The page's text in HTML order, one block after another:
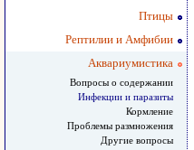
Птицы
Рептилии и Амфибии
Аквариумистика
Вопросы о содержании
Инфекции и паразиты
Кормление
Проблемы размножения
Другие вопросы